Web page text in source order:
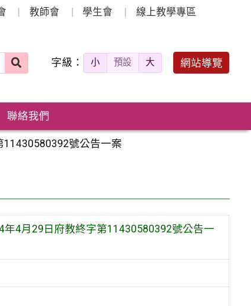
教師會 學生會 線上教學專區
字級： 小 預設 大 網站導覽
聯絡我們
號公告一案
4月29日府教終字第11430580392號公告一